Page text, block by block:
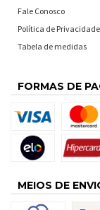
Fale Conosco
Política de Privacidade
Tabela de medidas
FORMAS DE
MEIOS DE